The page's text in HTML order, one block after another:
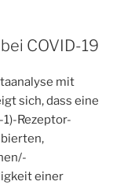
COVID-19
mit
sich, dass eine
Rezeptor-
einer